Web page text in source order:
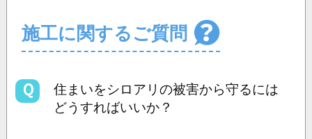
施工に関するご質問
Ｑ
住まいをシロアリの被害から守るには
どうすればいいか？